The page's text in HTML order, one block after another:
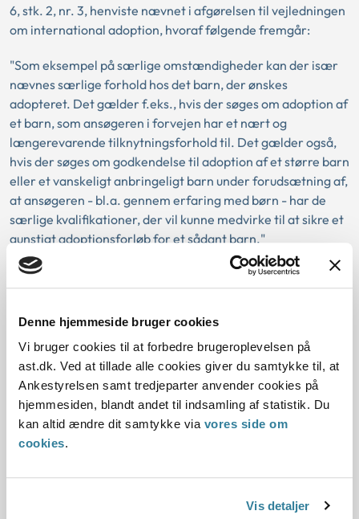
Denne hjemmeside bruger cookies
Vi bruger cookies til at forbedre brugeroplevelsen på
ast.dk. Ved at tillade alle cookies giver du samtykke til, at
Ankestyrelsen samt tredjeparter anvender cookies på
hjemmesiden, blandt andet til indsamling af statistik. Du
kan altid ændre dit samtykke via vores side om
cookies.
Vis detaljer
6, stk. 2, nr. 3, henviste nævnet i afgørelsen til vejledningen
om international adoption, hvoraf følgende fremgår:
"Som eksempel på særlige omstændigheder kan der især
nævnes særlige forhold hos det barn, der ønskes
adopteret. Det gælder f.eks., hvis der søges om adoption af
et barn, som ansøgeren i forvejen har et nært og
længerevarende tilknytningsforhold til. Det gælder også,
hvis der søges om godkendelse til adoption af et større barn
eller et vanskeligt anbringeligt barn under forudsætning af,
at ansøgeren - bl.a. gennem erfaring med børn - har de
særlige kvalifikationer, der vil kunne medvirke til at sikre et
gunstigt adoptionsforløb for et sådant barn."
Nævnet fandt heller ikke, at der forelå sådanne særlige
omstændigheder i ansøgernes sag, at der efter denne
alderen 36-72 måneder. Nævnet lagde herved vægt på, at
adoption af et søskendepar i alderen 36-72 måneder ikke
udgjorde en sådan særlig omstændighed, at det i sig selv
kunne begrunde en aldersdispensation.
Det forhold, at den ene af ansøgerne gennem uddannelse
og erhverv havde nogle særlige kvalifikationer samt det
forløb med fertilitetsbehandling kunne derfor heller ikke